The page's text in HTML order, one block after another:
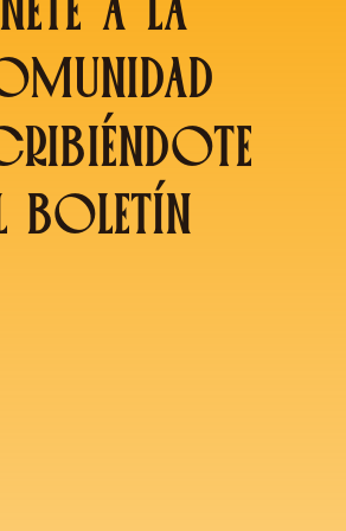
BOLETÍN